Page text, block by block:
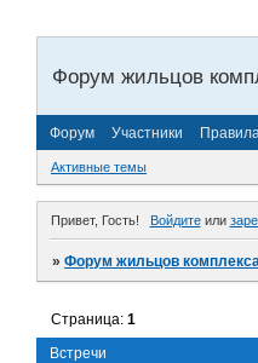
Форум жильцов
Форум Участники Правила
Активные темы
Привет, Гость! Войдитеили
»Форум жильцов
Встречи
Страница:1